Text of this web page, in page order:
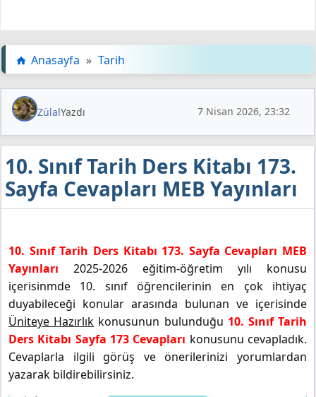
Anasayfa » Tarih
ZülalYazdı 7 Nisan 2026, 23:32
10. Sınıf Tarih Ders Kitabı 173.
Sayfa Cevapları MEB Yayınları
10. Sınıf Tarih Ders Kitabı 173. Sayfa Cevapları MEB
Yayınları 2025-2026 eğitim-öğretim yılı konusu
içerisinmde 10. sınıf öğrencilerinin en çok ihtiyaç
duyabileceği konular arasında bulunan ve içerisinde
Üniteye Hazırlık konusunun bulunduğu 10. Sınıf Tarih
Ders Kitabı Sayfa 173 Cevapları konusunu cevapladık.
Cevaplarla ilgili görüş ve önerilerinizi yorumlardan
yazarak bildirebilirsiniz.